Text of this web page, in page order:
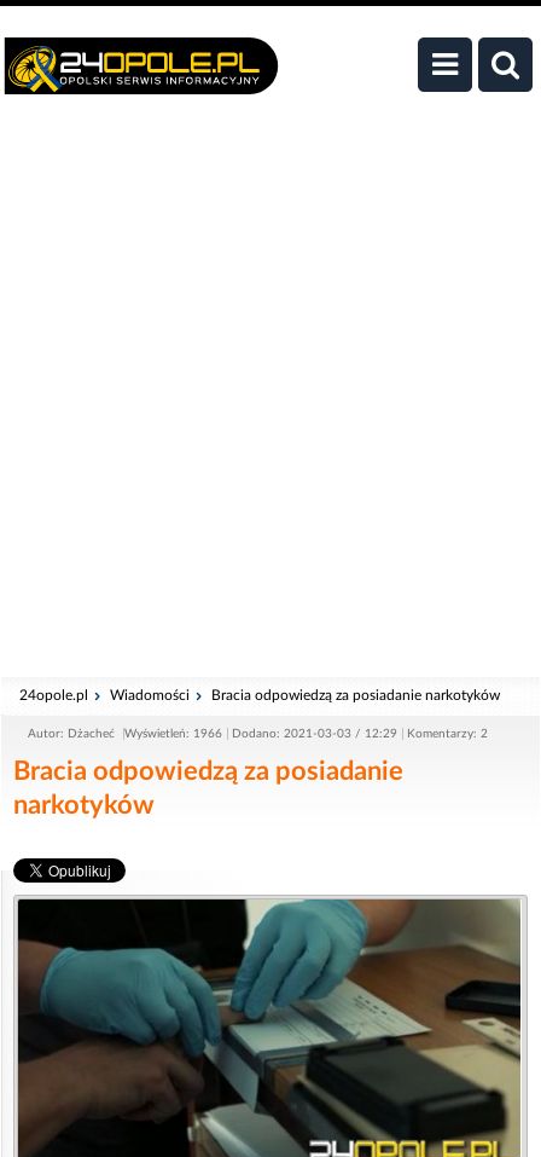
24opole.pl Wiadomości Bracia odpowiedzą za posiadanie narkotyków
Autor: Dżacheć Wyświetleń: 1966 Dodano: 2021-03-03 / 12:29 Komentarzy: 2
Bracia odpowiedzą za posiadanie
narkotyków